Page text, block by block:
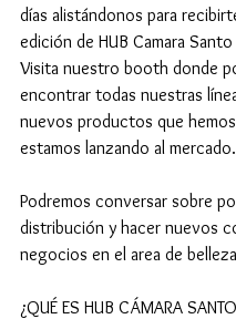
días alistándonos para
edición de HUB Camara
Visita nuestro booth donde
encontrar todas nuestras
nuevos productos que
estamos lanzando al mercado.
Podremos conversar sobre
distribución y hacer nuevos
negocios en el area de
¿QUÉ ES HUB CÁMARA